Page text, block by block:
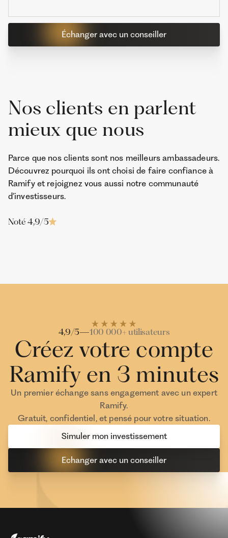
Échanger avec un conseiller
Nos clients en parlent
mieux que nous
Parce que nos clients sont nos meilleurs ambassadeurs.
Découvrez pourquoi ils ont choisi de faire confiance à
Ramify et rejoignez vous aussi notre communauté
d’investisseurs.
Noté 4,9/5
Jean-Edouard Thomas
4,9/5—100 000+ utilisateurs
Créez votre compte
Ramify en 3 minutes
Un premier échange sans engagement avec un expert
Ramify.
Gratuit, confidentiel, et pensé pour votre situation.
Echanger avec un conseiller
Simuler mon investissement